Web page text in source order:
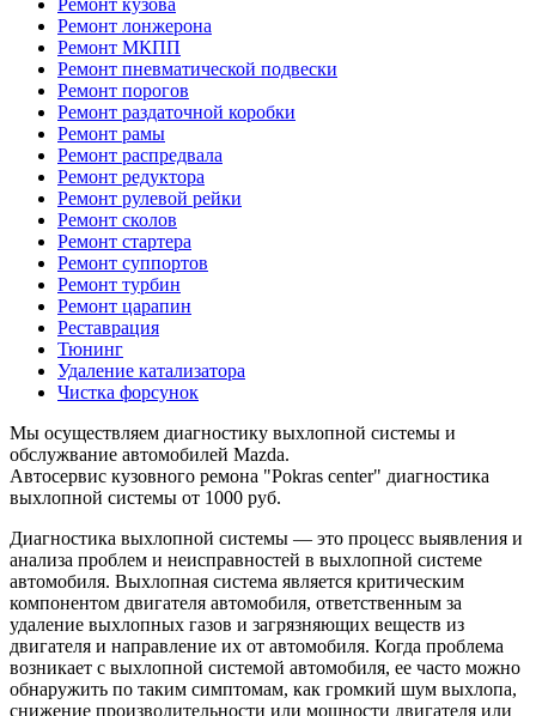
Ремонт кузова
Ремонт лонжерона
Ремонт МКПП
Ремонт пневматической подвески
Ремонт порогов
Ремонт раздаточной коробки
Ремонт рамы
Ремонт распредвала
Ремонт редуктора
Ремонт рулевой рейки
Ремонт сколов
Ремонт стартера
Ремонт суппортов
Ремонт турбин
Ремонт царапин
Реставрация
Тюнинг
Удаление катализатора
Чистка форсунок
Мы осуществляем диагностику выхлопной системы и
обслужвание автомобилей Mazda.
Автосервис кузовного ремона "Pokras center" диагностика
выхлопной системы от 1000 руб.
Диагностика выхлопной системы — это процесс выявления и
анализа проблем и неисправностей в выхлопной системе
автомобиля. Выхлопная система является критическим
компонентом двигателя автомобиля, ответственным за
удаление выхлопных газов и загрязняющих веществ из
двигателя и направление их от автомобиля. Когда проблема
возникает с выхлопной системой автомобиля, ее часто можно
обнаружить по таким симптомам, как громкий шум выхлопа,
снижение производительности или мощности двигателя или